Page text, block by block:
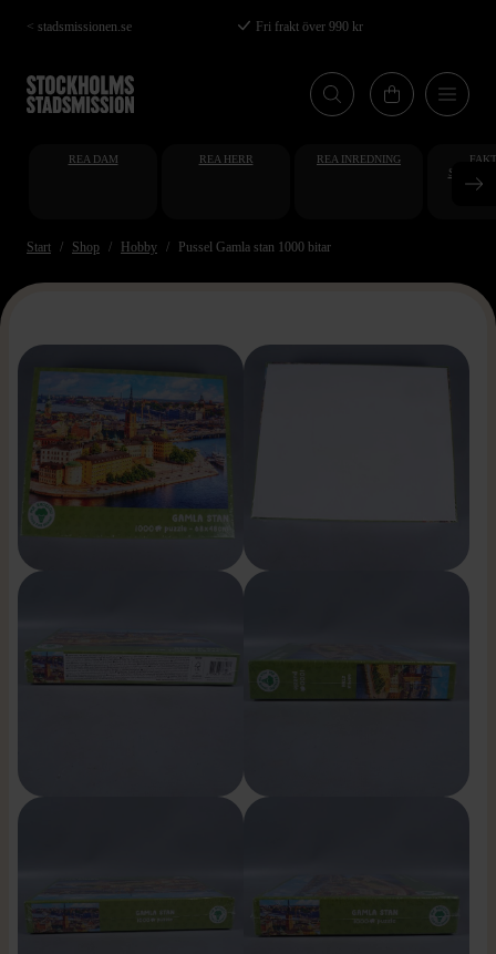
Hoppa
till
huvudinnehåll
< stadsmissionen.se Fri frakt över 990 kr
REA DAM REA HERR REA INREDNING
Start Shop Hobby Pussel Gamla stan 1000 bitar